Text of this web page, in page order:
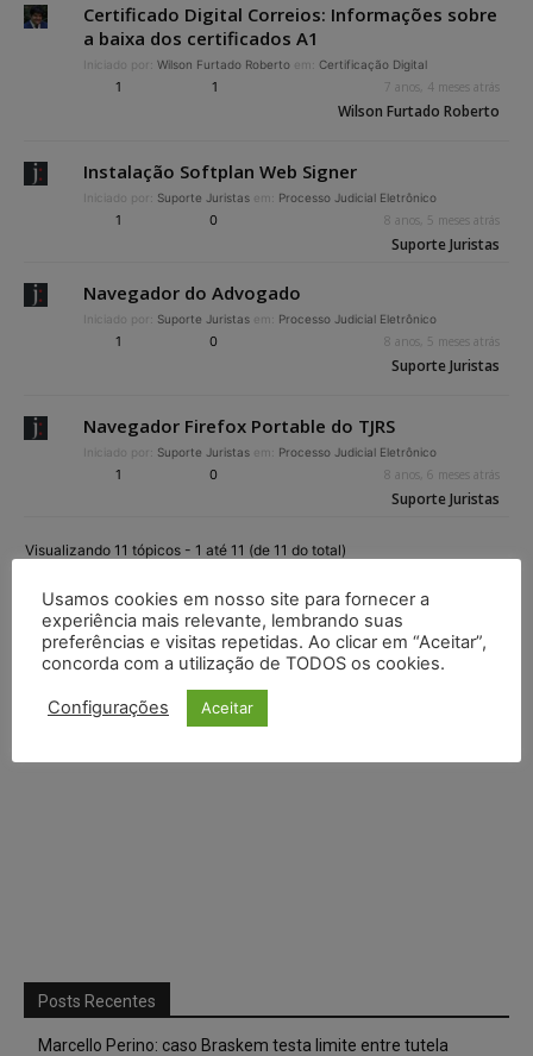
Certificado Digital Correios: Informações sobre
a baixa dos certificados A1
Iniciado por: Wilson Furtado Roberto em: Certificação Digital
1 1 7 anos, 4 meses atrás
Wilson Furtado Roberto
Instalação Softplan Web Signer
Iniciado por: Suporte Juristas em: Processo Judicial Eletrônico
1 0 8 anos, 5 meses atrás
Suporte Juristas
Navegador do Advogado
Iniciado por: Suporte Juristas em: Processo Judicial Eletrônico
1 0 8 anos, 5 meses atrás
Suporte Juristas
Navegador Firefox Portable do TJRS
Iniciado por: Suporte Juristas em: Processo Judicial Eletrônico
1 0 8 anos, 6 meses atrás
Suporte Juristas
Visualizando 11 tópicos - 1 até 11 (de 11 do total)
Posts Recentes
Marcello Perino: caso Braskem testa limite entre tutela
Usamos cookies em nosso site para fornecer a
experiência mais relevante, lembrando suas
preferências e visitas repetidas. Ao clicar em “Aceitar”,
concorda com a utilização de TODOS os cookies.
Configurações Aceitar